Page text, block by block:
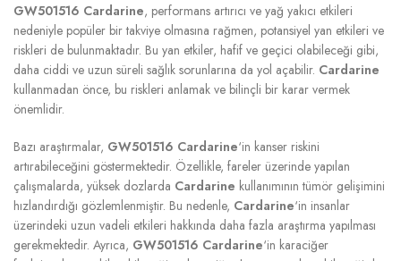
GW501516 Cardarine, performans artırıcı ve yağ yakıcı etkileri
nedeniyle popüler bir takviye olmasına rağmen, potansiyel yan etkileri ve
riskleri de bulunmaktadır. Bu yan etkiler, hafif ve geçici olabileceği gibi,
daha ciddi ve uzun süreli sağlık sorunlarına da yol açabilir. Cardarine
kullanmadan önce, bu riskleri anlamak ve bilinçli bir karar vermek
önemlidir.
Bazı araştırmalar, GW501516 Cardarine‘in kanser riskini
artırabileceğini göstermektedir. Özellikle, fareler üzerinde yapılan
çalışmalarda, yüksek dozlarda Cardarine kullanımının tümör gelişimini
hızlandırdığı gözlemlenmiştir. Bu nedenle, Cardarine‘in insanlar
üzerindeki uzun vadeli etkileri hakkında daha fazla araştırma yapılması
gerekmektedir. Ayrıca, GW501516 Cardarine‘in karaciğer